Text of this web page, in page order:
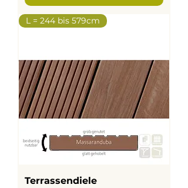
L = 244 bis 579cm
Terrassendiele